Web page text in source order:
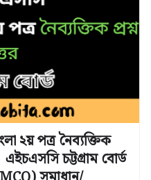
২য় পত্র নৈব্যক্তিক
চট্টগ্রাম বোর্ড